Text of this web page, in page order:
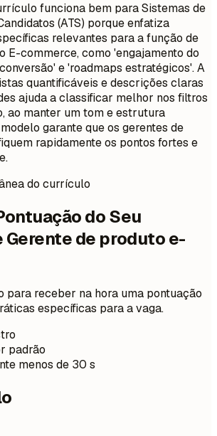
funciona bem para Sistemas de
(ATS) porque enfatiza
relevantes para a função de
E-commerce, como 'engajamento do
e 'roadmaps estratégicos'. A
quantificáveis e descrições claras
ajuda a classificar melhor nos filtros
ao manter um tom e estrutura
garante que os gerentes de
rapidamente os pontos fortes e
do currículo
do Seu
Gerente de produto e-
para receber na hora uma pontuação
específicas para a vaga.
padrão
menos de 30 s